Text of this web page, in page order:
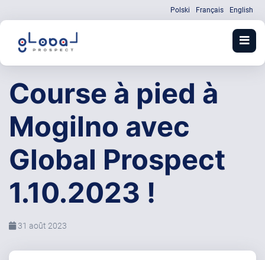
Polski Français English
Course à pied à
Mogilno avec
Global Prospect
1.10.2023 !
31 août 2023